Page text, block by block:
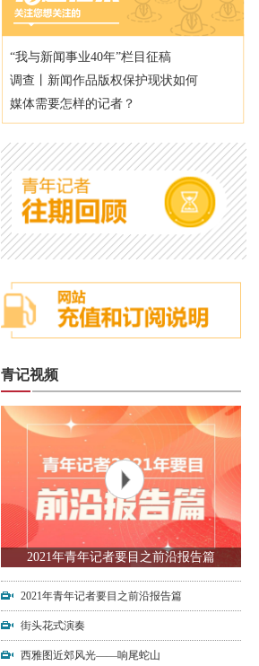
“我与新闻事业40年”栏目征稿
调查丨新闻作品版权保护现状如何
媒体需要怎样的记者？
青记视频
2021年青年记者要目之前沿报告篇
2021年青年记者要目之前沿报告篇
街头花式演奏
西雅图近郊风光——响尾蛇山